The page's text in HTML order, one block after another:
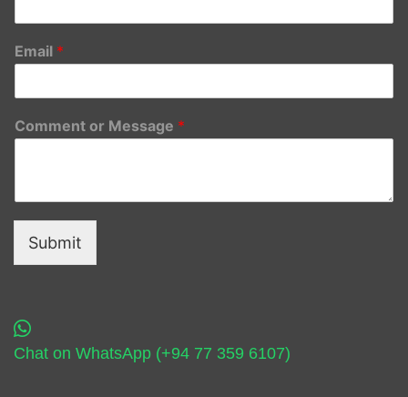
Email *
Comment or Message *
Submit
Chat on WhatsApp (+94 77 359 6107)